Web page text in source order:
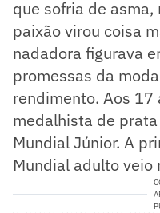
que sofria de
paixão virou coisa
nadadora figurava
promessas da
rendimento. Aos 17
medalhista de
Mundial Júnior. A
Mundial adulto veio